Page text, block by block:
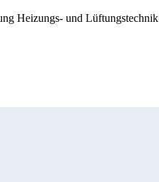
Heizungs- und Lüftungstechnik